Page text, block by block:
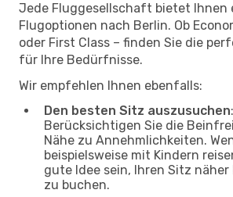
Jede Fluggesellschaft bietet Ihnen
Flugoptionen nach Berlin. Ob
oder First Class – finden Sie die
für Ihre Bedürfnisse.
Wir empfehlen Ihnen ebenfalls:
Den besten Sitz auszusuchen:
Berücksichtigen Sie die
Nähe zu Annehmlichkeiten.
beispielsweise mit Kindern
gute Idee sein, Ihren Sitz
zu buchen.